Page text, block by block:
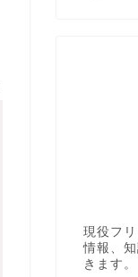
現役フ
情報、
きます。